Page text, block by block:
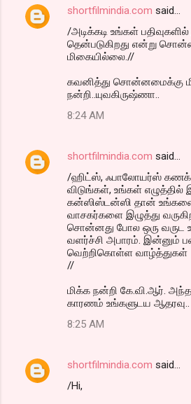
shortfilmindia.com said…
/அடிக்கடி உங்கள்
தென்படுகிறது என்று
மிகையில்லை.//
கவனித்து சொன்னமைக்கு
நன்றி..யுவகிருஷ்ணா..
8:24 AM
shortfilmindia.com said…
/ஹிட்ஸ், ஃபாலோயர்ஸ்
விடுங்கள், உங்கள் எழுத்தில்
கன்ஸிஸ்டன்ஸி தான்
வாசகர்களை இழுத்து
சொன்னது போல ஒரு வருட
வளர்ச்சி அபாரம். இன்னும்
வெற்றிகொள்ள வாழ்த்துகள்
//
மிக்க நன்றி கே.வி.ஆர்.
காரணம் உங்களுடய ஆதரவு..
8:25 AM
shortfilmindia.com said…
/Hi,